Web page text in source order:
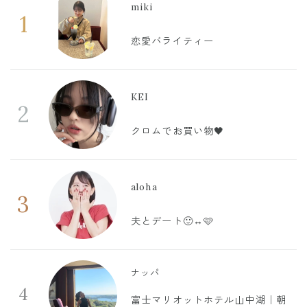
1
miki
恋愛バライティー
2
KEI
クロムでお買い物🖤
3
aloha
夫とデート🙂‍↔️🩷
4
ナッパ
富士マリオットホテル山中湖｜朝